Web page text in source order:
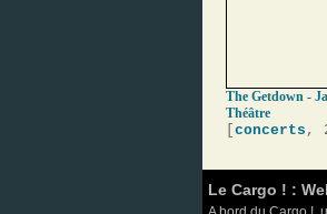
The Getdown -
Théâtre
concerts ,
Le Cargo ! :